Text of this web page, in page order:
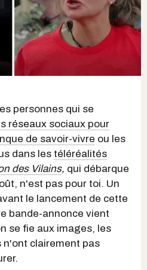
personnes qui se
réseaux sociaux pour
de savoir-vivre ou les
dans les téléréalités
des Vilains, qui débarque
n'est pas pour toi. Un
le lancement de cette
bande-annonce vient
se fie aux images, les
clairement pas